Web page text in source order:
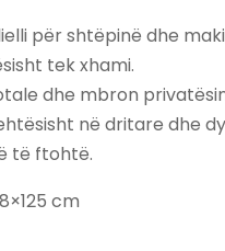
për shtëpinë dhe
tek xhami.
dhe mbron
në dritare dhe
të ftohtë.
cm